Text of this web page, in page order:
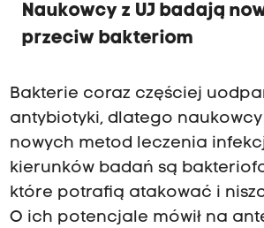
Naukowcy z UJ badają
przeciw bakteriom
Bakterie coraz częściej
antybiotyki, dlatego naukowcy
nowych metod leczenia
kierunków badań są
które potrafią atakować i
O ich potencjale mówił na